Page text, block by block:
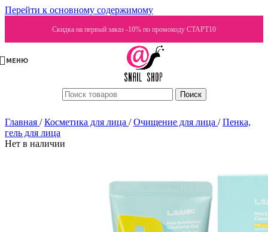
Перейти к основному содержимому
Скидка на первый заказ -10% по промокоду СТАРТ10
МЕНЮ
Поиск
Главная / Косметика для лица / Очищение для лица / Пенка,
гель для лица
Нет в наличии